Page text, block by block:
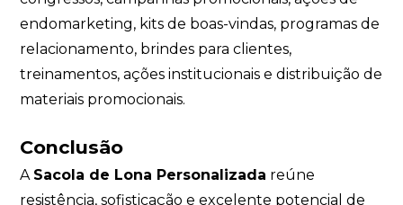
endomarketing, kits de boas-vindas, programas de
relacionamento, brindes para clientes,
treinamentos, ações institucionais e distribuição de
materiais promocionais.
Conclusão
A Sacola de Lona Personalizada reúne
resistência, sofisticação e excelente potencial de